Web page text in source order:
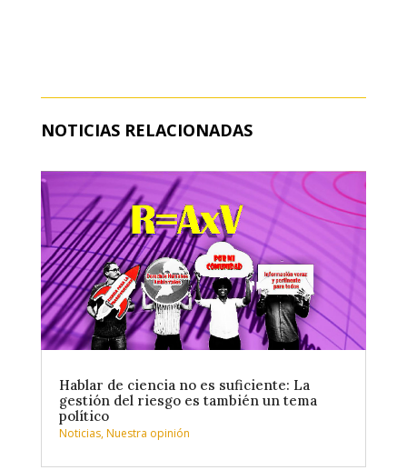
NOTICIAS RELACIONADAS
Hablar de ciencia no es suficiente: La
gestión del riesgo es también un tema
político
Noticias,Nuestra opinión